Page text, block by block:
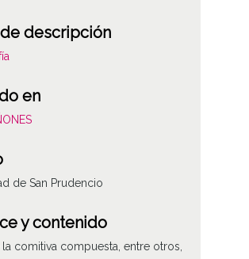
descripción
en
de San Prudencio
y contenido
comitiva compuesta, entre otros,